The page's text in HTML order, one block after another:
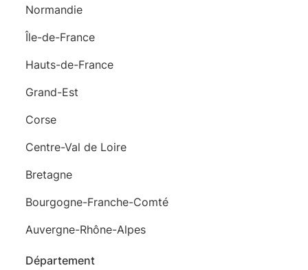
Normandie
Île-de-France
Hauts-de-France
Grand-Est
Corse
Centre-Val de Loire
Bretagne
Bourgogne-Franche-Comté
Auvergne-Rhône-Alpes
Département